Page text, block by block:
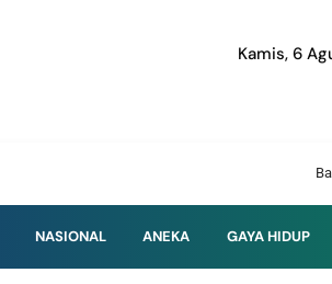
Kamis, 6
Baruga Info |
NASIONAL ANEKA GAYA HIDUP